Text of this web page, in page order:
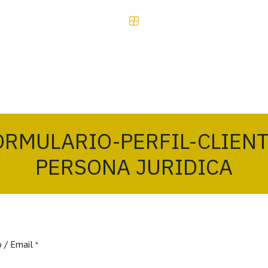
PERFIL-
PERSONA JURIDICA
/ Email *